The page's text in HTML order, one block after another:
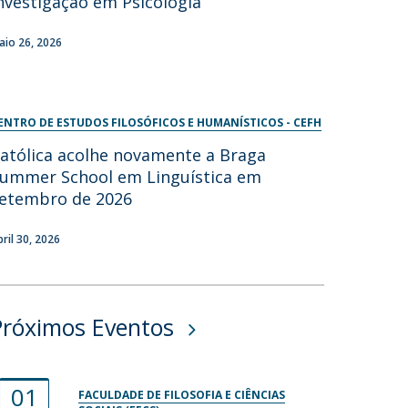
26, 2026
DE ESTUDOS FILOSÓFICOS E HUMANÍSTICOS - CEFH
acolhe novamente a Braga
School em Linguística em
de 2026
30, 2026
Eventos
01
FACULDADE DE FILOSOFIA E CIÊNCIAS